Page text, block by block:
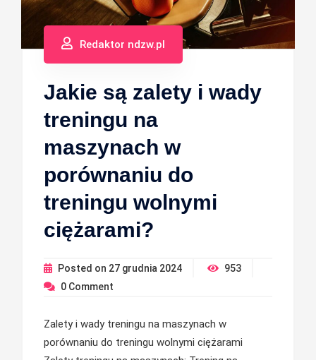
Redaktor ndzw.pl
Jakie są zalety i wady
treningu na
maszynach w
porównaniu do
treningu wolnymi
ciężarami?
Posted on 27 grudnia 2024
953
0 Comment
Zalety i wady treningu na maszynach w
porównaniu do treningu wolnymi ciężarami